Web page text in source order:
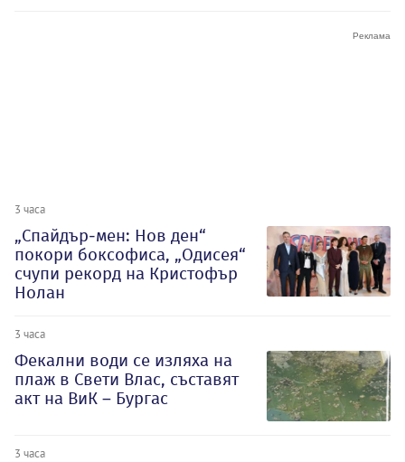
3 часа
„Спайдър-мен: Нов ден“
покори боксофиса, „Одисея“
счупи рекорд на Кристофър
Нолан
3 часа
Фекални води се изляха на
плаж в Свети Влас, съставят
акт на ВиК – Бургас
3 часа